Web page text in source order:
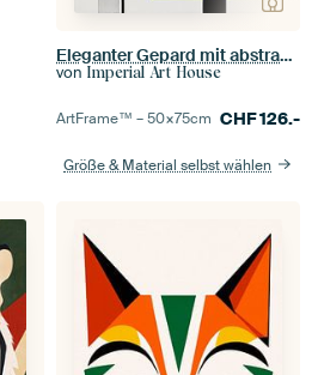
Eleganter Gepard mit abstraktem Muster
von Imperial Art House
ArtFrame™ –50×75cm CHF126.-
Größe & Material selbst wählen